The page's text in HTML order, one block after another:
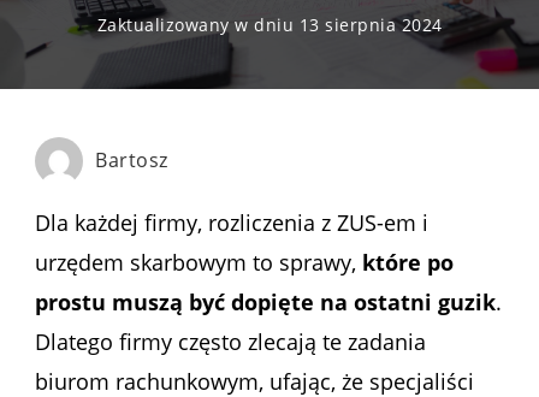
Zaktualizowany w dniu 13 sierpnia 2024
Bartosz
Dla każdej firmy, rozliczenia z ZUS-em i
urzędem skarbowym to sprawy, które po
prostu muszą być dopięte na ostatni guzik.
Dlatego firmy często zlecają te zadania
biurom rachunkowym, ufając, że specjaliści